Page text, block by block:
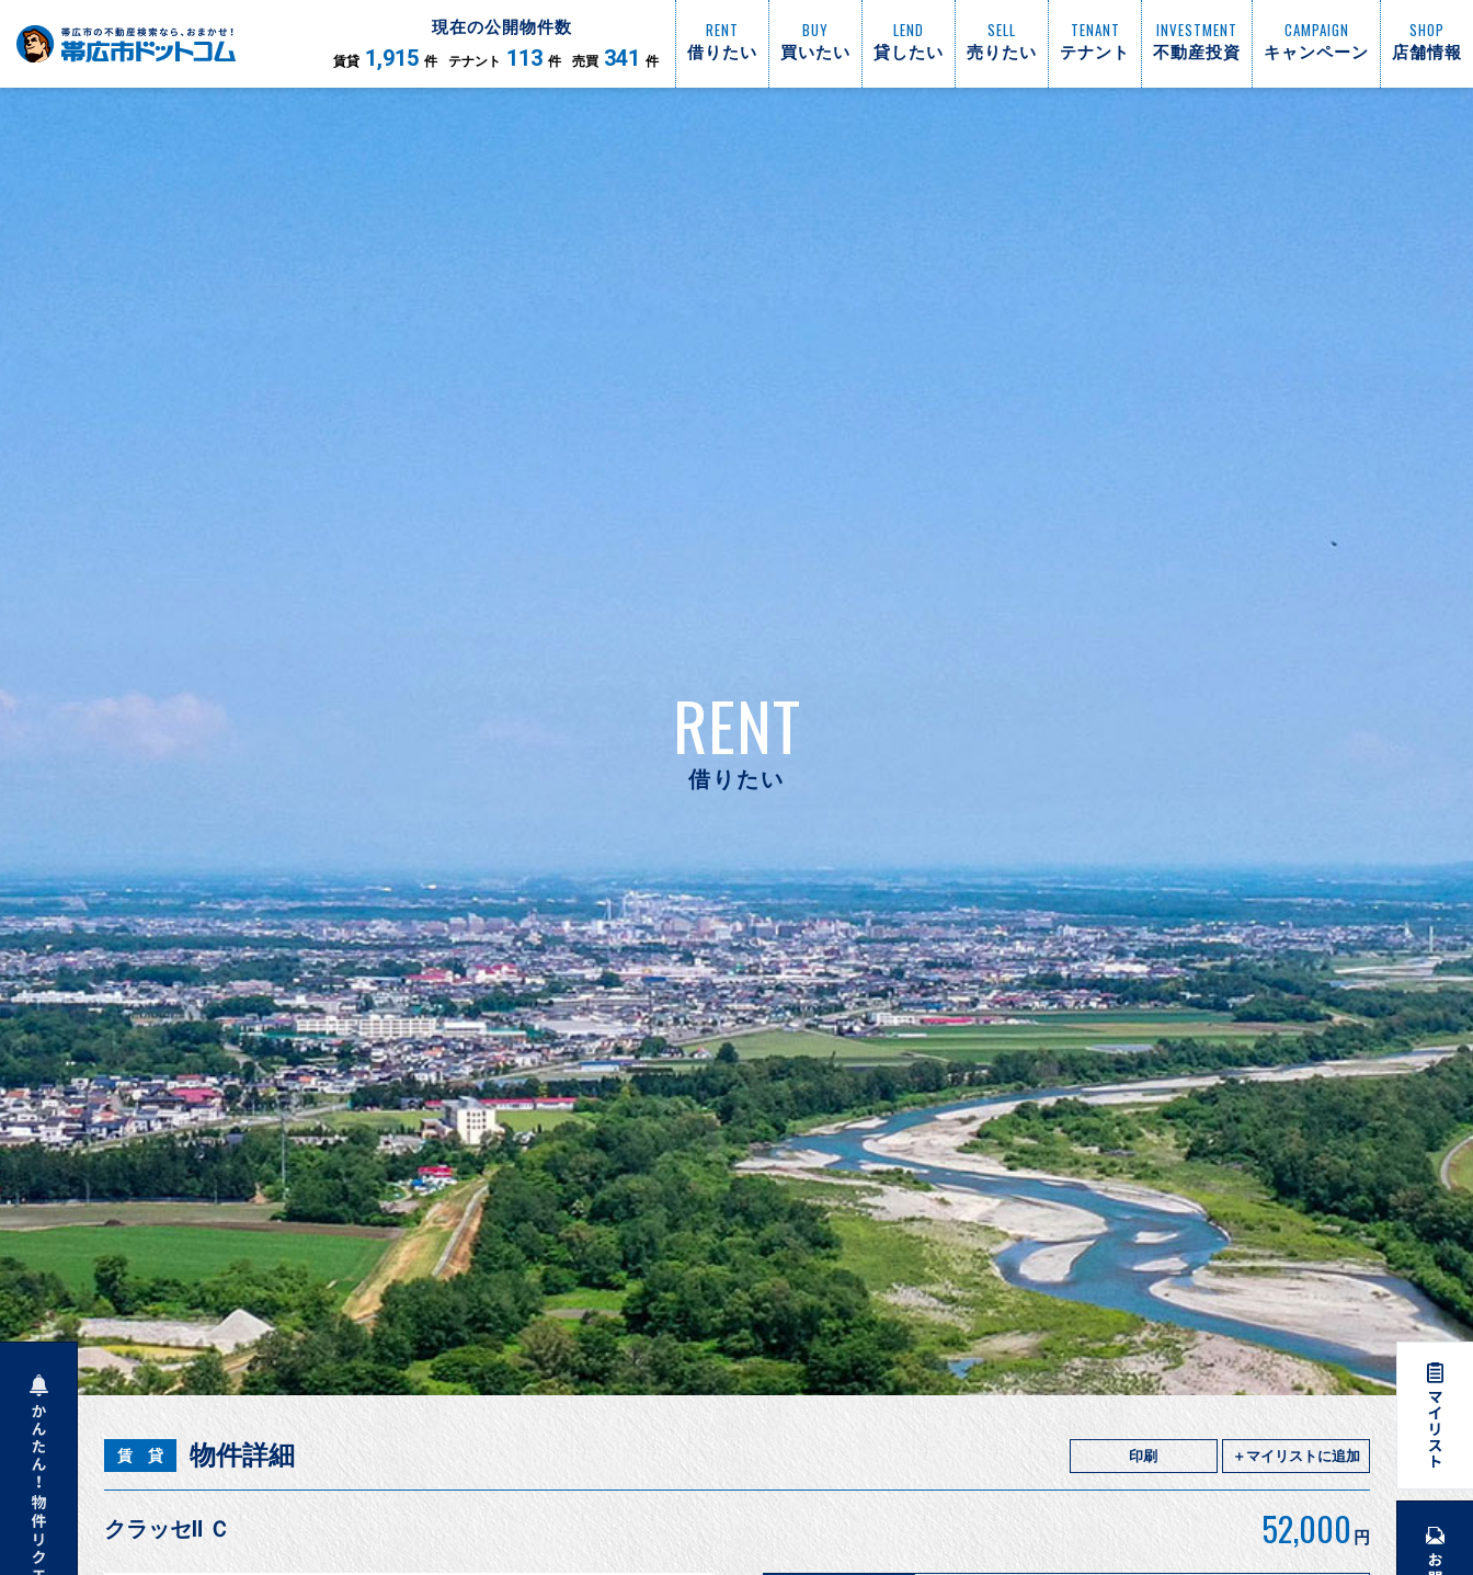
RENT
借りたい
賃 貸 物件詳細 印刷 ＋マイリストに追加
クラッセⅡ Ｃ 52,000 円
現在の公開物件数
賃貸 1,915 件 テナント 113 件 売買 341 件
RENT
借りたい
BUY
買いたい
LEND
貸したい
SELL
売りたい
TENANT
テナント
INVESTMENT
不動産投資
CAMPAIGN
キャンペーン
SHOP
店舗情報